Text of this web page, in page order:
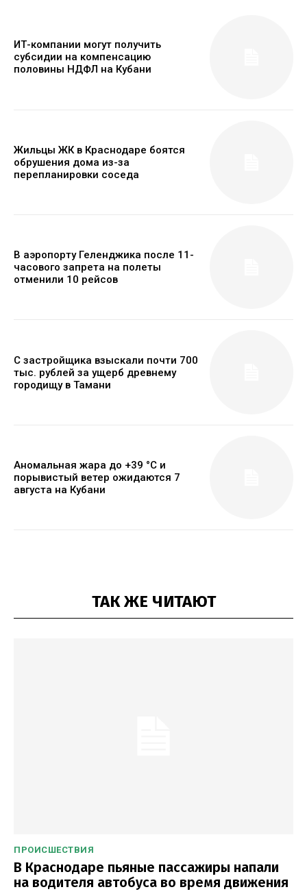
ИТ-компании могут получить
субсидии на компенсацию
половины НДФЛ на Кубани
Жильцы ЖК в Краснодаре боятся
обрушения дома из-за
перепланировки соседа
В аэропорту Геленджика после 11-
часового запрета на полеты
отменили 10 рейсов
С застройщика взыскали почти 700
тыс. рублей за ущерб древнему
городищу в Тамани
Аномальная жара до +39 °C и
порывистый ветер ожидаются 7
августа на Кубани
ТАК ЖЕ ЧИТАЮТ
ПРОИСШЕСТВИЯ
В Краснодаре пьяные пассажиры напали
на водителя автобуса во время движения